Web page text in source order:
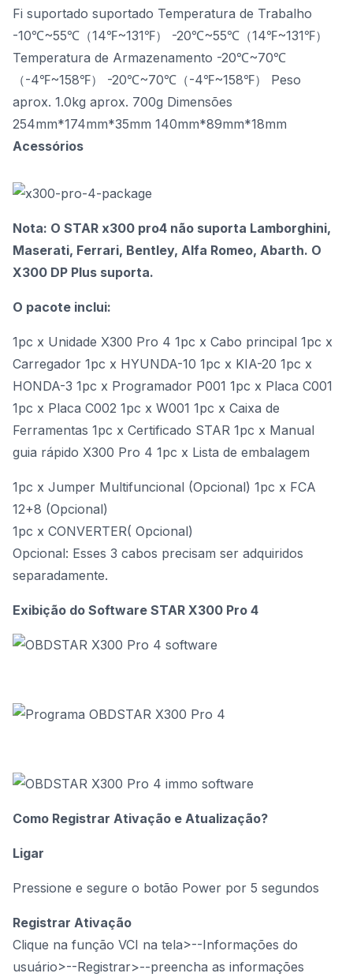
Fi suportado suportado Temperatura de Trabalho
-10℃~55℃（14℉~131℉） -20℃~55℃（14℉~131℉）
Temperatura de Armazenamento -20℃~70℃
（-4℉~158℉） -20℃~70℃（-4℉~158℉） Peso
aprox. 1.0kg aprox. 700g Dimensões
254mm*174mm*35mm 140mm*89mm*18mm
Acessórios
Nota: O STAR x300 pro4 não suporta Lamborghini,
Maserati, Ferrari, Bentley, Alfa Romeo, Abarth. O
X300 DP Plus suporta.
O pacote inclui:
1pc x Unidade X300 Pro 4 1pc x Cabo principal 1pc x
Carregador 1pc x HYUNDA-10 1pc x KIA-20 1pc x
HONDA-3 1pc x Programador P001 1pc x Placa C001
1pc x Placa C002 1pc x W001 1pc x Caixa de
Ferramentas 1pc x Certificado STAR 1pc x Manual
guia rápido X300 Pro 4 1pc x Lista de embalagem
1pc x Jumper Multifuncional (Opcional) 1pc x FCA
12+8 (Opcional)
1pc x CONVERTER( Opcional)
Opcional: Esses 3 cabos precisam ser adquiridos
separadamente.
Exibição do Software STAR X300 Pro 4
Como Registrar Ativação e Atualização?
Ligar
Pressione e segure o botão Power por 5 segundos
Registrar Ativação
Clique na função VCI na tela>--Informações do
usuário>--Registrar>--preencha as informações